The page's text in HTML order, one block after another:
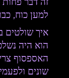
למען כוח,
איך
הוא היה
האספסוף
שונים